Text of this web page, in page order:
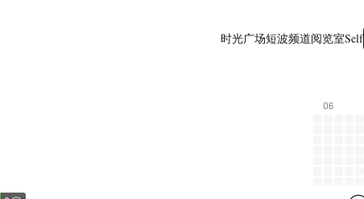
时光广场短波频道阅览室Self
06